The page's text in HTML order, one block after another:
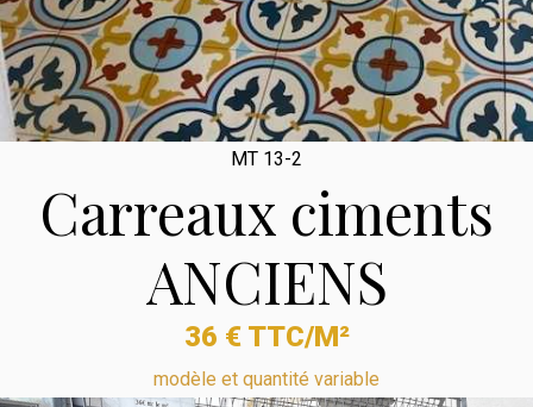
MT 13-2
Carreaux ciments
ANCIENS
36 € TTC/M²
modèle et quantité variable